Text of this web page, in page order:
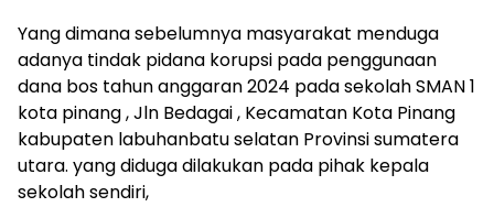
Yang dimana sebelumnya masyarakat menduga
adanya tindak pidana korupsi pada penggunaan
dana bos tahun anggaran 2024 pada sekolah SMAN 1
kota pinang , Jln Bedagai , Kecamatan Kota Pinang
kabupaten labuhanbatu selatan Provinsi sumatera
utara. yang diduga dilakukan pada pihak kepala
sekolah sendiri,